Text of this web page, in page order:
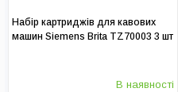
Набір картриджів для кавових
машин Siemens Brita TZ70003 3 шт
В наявності